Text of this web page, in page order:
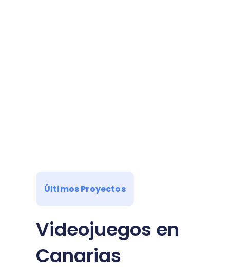
Últimos Proyectos
Videojuegos en
Canarias